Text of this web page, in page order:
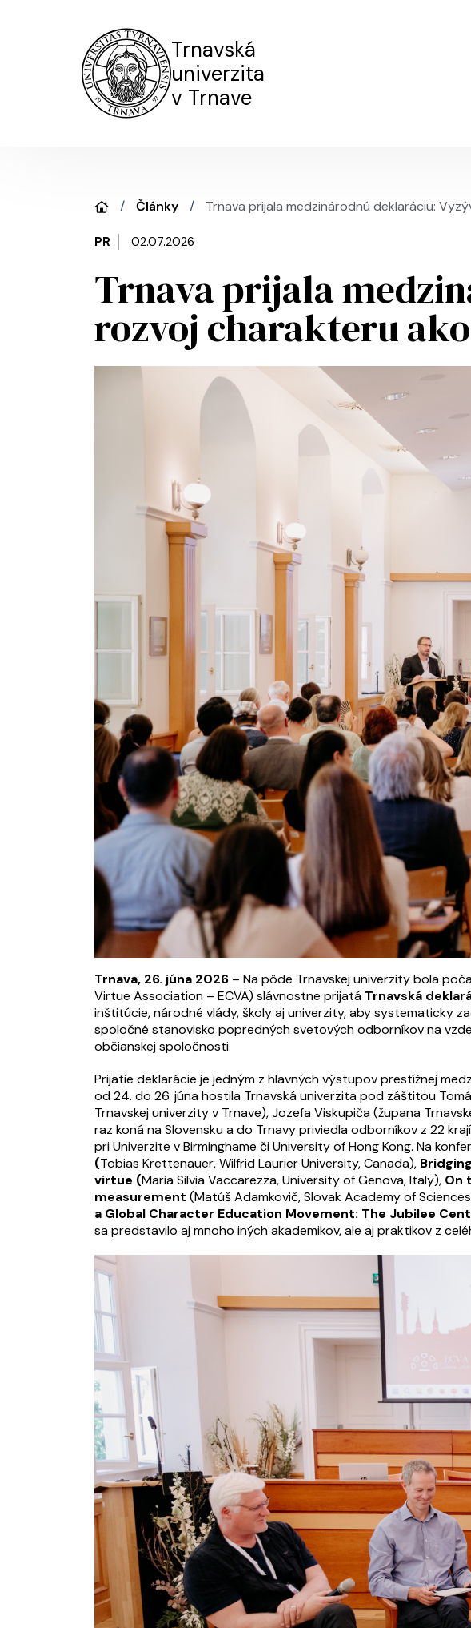
Trnavská
univerzita
v Trnave
Články Trnava prijala medzinárodnú deklaráciu:
PR 02.07.2026
Trnava prijala
rozvoj charakteru
Trnava, 26. júna 2026 – Na pôde Trnavskej univerzity bola
Virtue Association – ECVA) slávnostne prijatá Trnavská
inštitúcie, národné vlády, školy aj univerzity, aby systematicky
spoločné stanovisko popredných svetových odborníkov na
občianskej spoločnosti.
Prijatie deklarácie je jedným z hlavných výstupov prestížnej
od 24. do 26. júna hostila Trnavská univerzita pod záštitou
Trnavskej univerzity v Trnave), Jozefa Viskupiča (župana
raz koná na Slovensku a do Trnavy priviedla odborníkov z 22
pri Univerzite v Birminghame či University of Hong Kong. Na
(Tobias Krettenauer, Wilfrid Laurier University, Canada),
virtue (Maria Silvia Vaccarezza, University of Genova, Italy), On
measurement (Matúš Adamkovič, Slovak Academy of
a Global Character Education Movement: The Jubilee
sa predstavilo aj mnoho iných akademikov, ale aj praktikov z